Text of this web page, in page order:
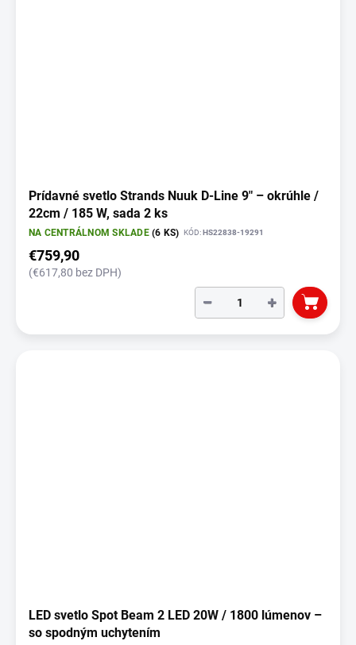
Prídavné svetlo Strands Nuuk D-Line 9" – okrúhle /
22cm / 185 W, sada 2 ks
NA CENTRÁLNOM SKLADE(6 KS) KÓD:HS22838-19291
€759,90
(€617,80 bez DPH)
+
−
LED svetlo Spot Beam 2 LED 20W / 1800 lúmenov –
so spodným uchytením